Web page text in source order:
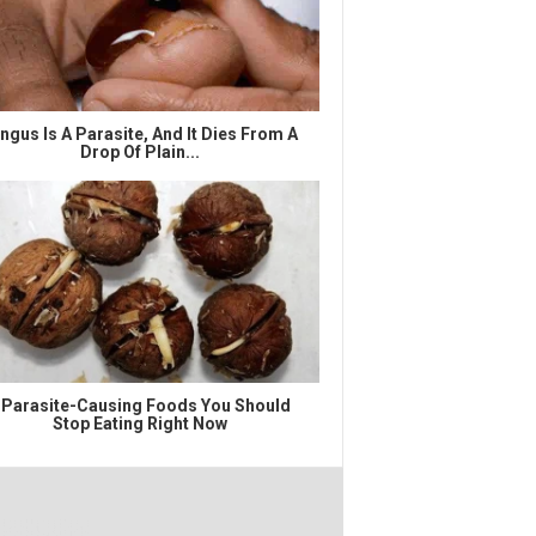
Is A Parasite, And It Dies From A
Drop Of Plain...
Causing Foods You Should
Stop Eating Right Now